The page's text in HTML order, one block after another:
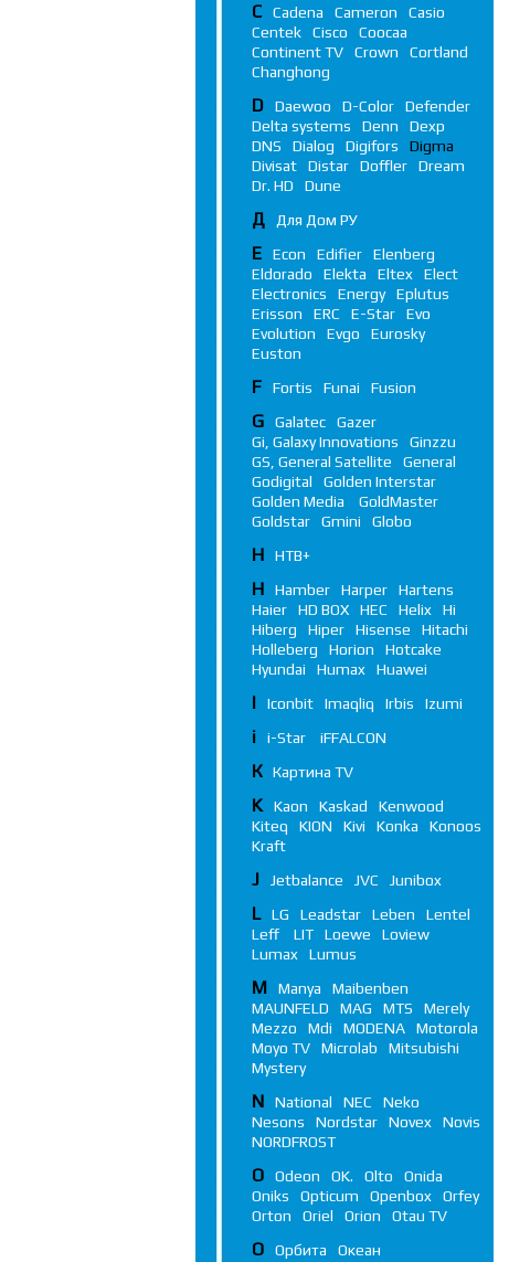
C Cadena Cameron
Casio
Centek
Cisco
Coocaa
Continent TV
Crown
Cortland
Changhong
D Daewoo D-Color
Defender
Delta systems
Denn
Dexp
DNS
Dialog Digifors
Digma
Divisat
Distar Doffler
Dream
Dr. HD
Dune
Д Для Дом РУ
E Econ Edifier
Elenberg
Eldorado
Elekta Eltex
Elect
Electronics
Energy
Eplutus
Erisson
ERC E-Star
Evo
Evolution
Evgo
Eurosky
Euston
F Fortis Funai Fusion
G Galatec
Gazer
Gi, Galaxy Innovations
Ginzzu
GS, General Satellite
General
Godigital
Golden Interstar
Golden Media
GoldMaster
Goldstar
Gmini Globo
Н НТВ+
H Hamber Harper
Hartens
Haier
HD BOX HEC Helix
Hi
Hiberg
Hiper Hisense
Hitachi
Holleberg
Horion
Hotcake
Hyundai
Humax Huawei
I Iconbit Imaqliq Irbis Izumi
i i-Star iFFALСON
К Картина TV
K Kaon Kaskad
Kenwood
Kiteq
KION Kivi Konka
Konoos
Kraft
J Jetbalance JVC Junibox
L LG Leadstar Leben
Lentel
Leff
LIT Loewe
Loview
Lumax
Lumus
M Manya
Maibenben
MAUNFELD
MAG MTS
Merely
Mezzo
Mdi MODENA
Motorola
Moyo TV
Microlab
Mitsubishi
Mystery
N National NEC
Neko
Nesons
Nordstar Novex
Novis
NORDFROST
O Odeon OK. Olto
Onida
Oniks
Opticum Openbox
Orfey
Orton
Oriel Orion Otau TV
О Орбита Океан